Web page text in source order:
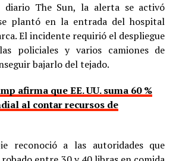
diario The Sun, la alerta se activó
plantó en la entrada del hospital
El incidente requirió el despliegue
policiales y varios camiones de
bajarlo del tejado.
afirma que EE. UU. suma 60 %
al contar recursos de
reconoció a las autoridades que